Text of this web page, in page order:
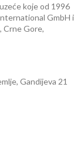
koje od 1996
GmbH i
Crne Gore,
Gandijeva 21